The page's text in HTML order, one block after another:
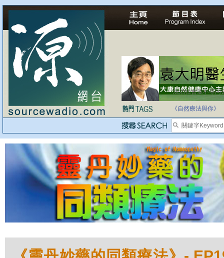
法治社會並不等同
自家教育合法化-
《自然療法與你》